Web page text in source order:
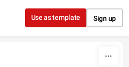
to content
Use as template Sign up